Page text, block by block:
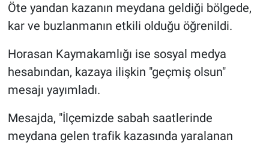
Öte yandan kazanın meydana geldiği bölgede,
kar ve buzlanmanın etkili olduğu öğrenildi.
Horasan Kaymakamlığı ise sosyal medya
hesabından, kazaya ilişkin "geçmiş olsun"
mesajı yayımladı.
Mesajda, "İlçemizde sabah saatlerinde
meydana gelen trafik kazasında yaralanan
Ne demişti
Popüler
Sağlık